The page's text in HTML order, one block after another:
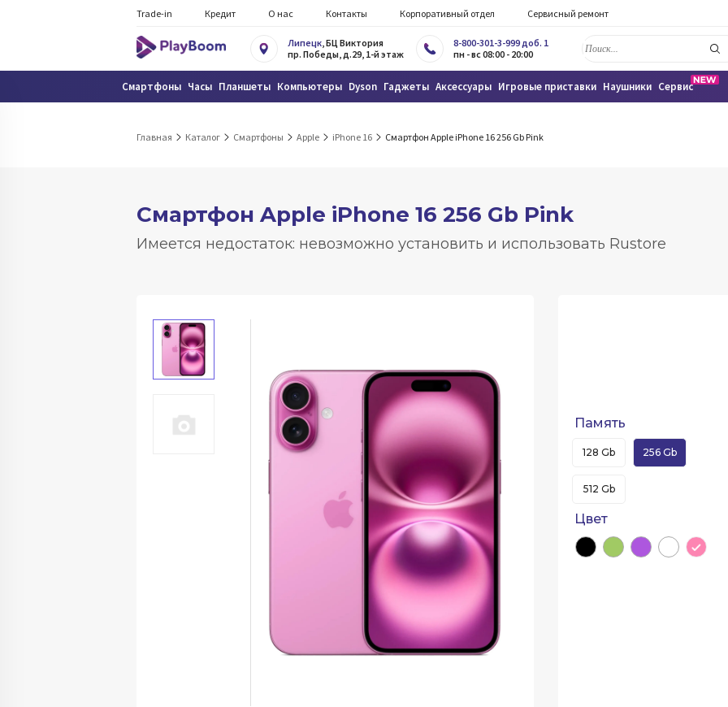
Trade-in Кредит О нас Контакты Корпоративный отдел Сервисный ремонт
Липецк, БЦ Виктория
пр. Победы, д.29, 1-й этаж
8-800-301-3-999 доб. 1
пн - вс 08:00 - 20:00
Смартфоны Часы Планшеты Компьютеры Dyson Гаджеты Аксессуары Игровые приставки Наушники Сервис
Главная Каталог Смартфоны Apple iPhone 16 Смартфон Apple iPhone 16 256 Gb Pink
Смартфон Apple iPhone 16 256 Gb Pink
Имеется недостаток: невозможно установить и использовать Rustore
Память
128 Gb 256 Gb
512 Gb
Цвет